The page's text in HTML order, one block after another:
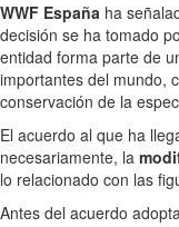
WWF España ha
decisión se ha tomado
entidad forma parte de
importantes del mundo,
conservación de la
El acuerdo al que ha
necesariamente, la
lo relacionado con las
Antes del acuerdo